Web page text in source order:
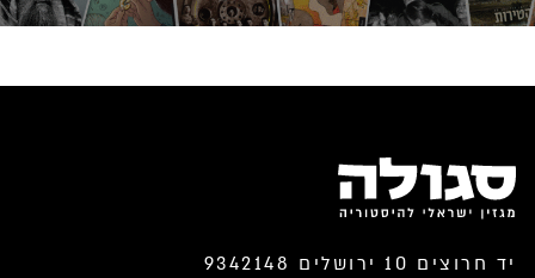
יד חרוצים 10 ירושלים 9342148